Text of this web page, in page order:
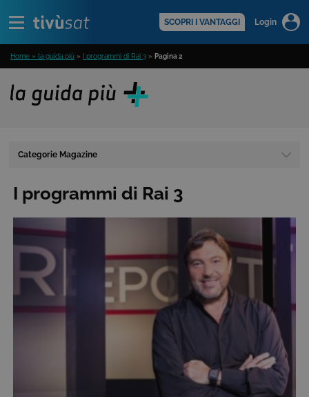
SCOPRI I VANTAGGI Login
Home » la guida più » I programmi di Rai 3 » Pagina 2
Categorie Magazine
I programmi di Rai 3